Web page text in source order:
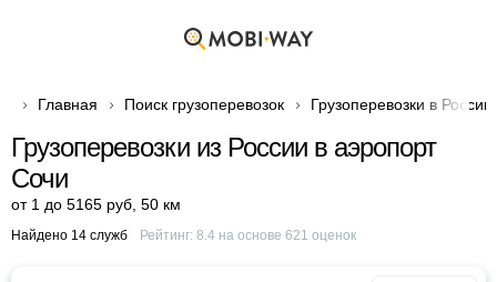
Главная Поиск грузоперевозок Грузоперевозки в России
Грузоперевозки из России в аэропорт
Сочи
от 1 до 5165 руб 50 км
Найдено 14 служб Рейтинг: 8.4на основе 621 оценок